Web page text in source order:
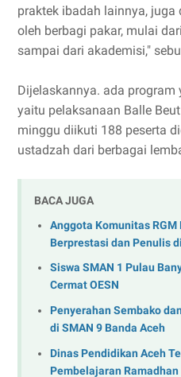
praktek ibadah lainnya,
oleh berbagi pakar, mulai
sampai dari akademisi,"
Dijelaskannya. ada program
yaitu pelaksanaan Balle
minggu diikuti 188 peserta
ustadzah dari berbagai
BACA JUGA
Anggota Komunitas RGM
Berprestasi dan Penulis
Siswa SMAN 1 Pulau
Cermat OESN
Penyerahan Sembako
di SMAN 9 Banda Aceh
Dinas Pendidikan Aceh
Pembelajaran Ramadhan